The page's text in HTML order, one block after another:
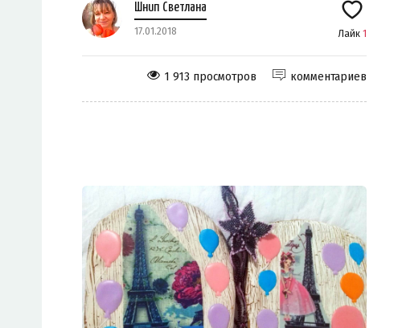
Шнип Светлана
17.01.2018 Лайк 1
комментариев
1 913 просмотров